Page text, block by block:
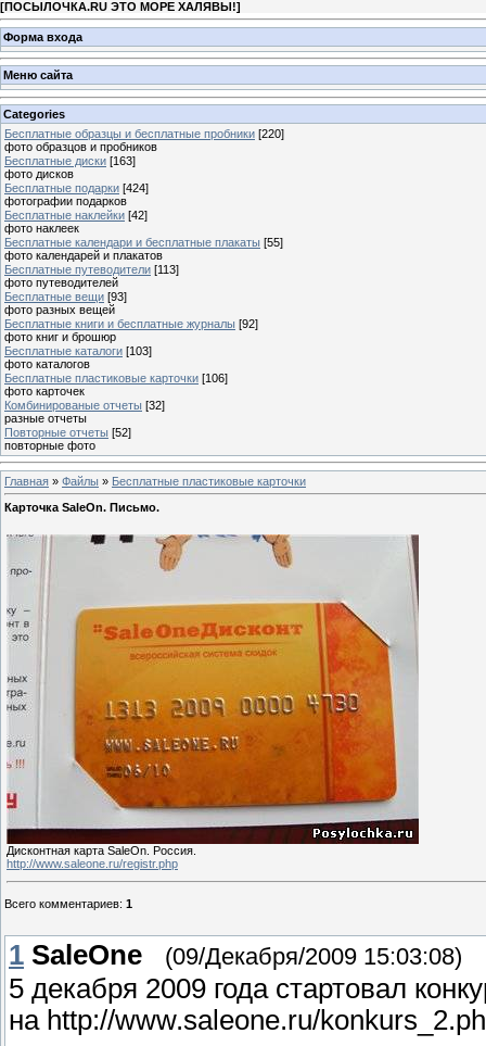
[ПОСЫЛОЧКА.RU ЭТО МОРЕ ХАЛЯВЫ!]
Форма входа
Меню сайта
Categories
Бесплатные образцы и бесплатные пробники [220]
фото образцов и пробников
Бесплатные диски [163]
фото дисков
Бесплатные подарки [424]
фотографии подарков
Бесплатные наклейки [42]
фото наклеек
Бесплатные календари и бесплатные плакаты [55]
фото календарей и плакатов
Бесплатные путеводители [113]
фото путеводителей
Бесплатные вещи [93]
фото разных вещей
Бесплатные книги и бесплатные журналы [92]
фото книг и брошюр
Бесплатные каталоги [103]
фото каталогов
Бесплатные пластиковые карточки [106]
фото карточек
Комбинированые отчеты [32]
разные отчеты
Повторные отчеты [52]
повторные фото
Главная » Файлы » Бесплатные пластиковые карточки
Карточка SaleOn. Письмо.
Дисконтная карта SaleOn. Россия.
http://www.saleone.ru/registr.php
Всего комментариев: 1
1 SaleOne (09/Декабря/2009 15:03:08)
5 декабря 2009 года стартовал
на http://www.saleone.ru/